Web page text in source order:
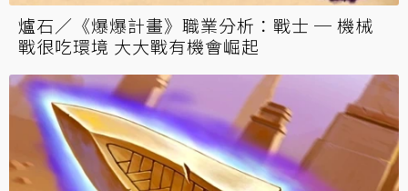
爐石／《爆爆計畫》職業分析：戰士 ─ 機械
戰很吃環境 大大戰有機會崛起